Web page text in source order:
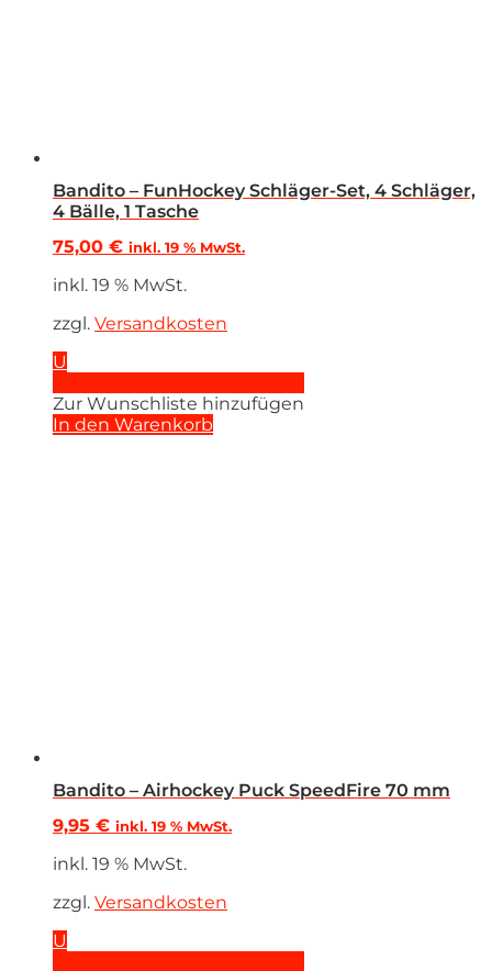
Bandito – FunHockey Schläger-Set, 4 Schläger,
4 Bälle, 1 Tasche
75,00 € inkl. 19 % MwSt.
inkl. 19 % MwSt.
zzgl. Versandkosten
U
Zur Wunschliste hinzufügen
In den Warenkorb
Bandito – Airhockey Puck SpeedFire 70 mm
9,95 € inkl. 19 % MwSt.
inkl. 19 % MwSt.
zzgl. Versandkosten
U